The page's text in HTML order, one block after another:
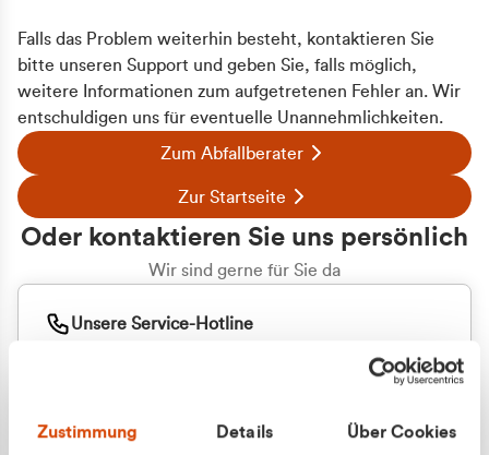
Zustimmung Details Über Cookies
Falls das Problem weiterhin besteht, kontaktieren Sie
bitte unseren Support und geben Sie, falls möglich,
weitere Informationen zum aufgetretenen Fehler an. Wir
entschuldigen uns für eventuelle Unannehmlichkeiten.
Zum Abfallberater
Zur Startseite
Oder kontaktieren Sie uns persönlich
Wir sind gerne für Sie da
Unsere Service-Hotline
+49 177 8376058